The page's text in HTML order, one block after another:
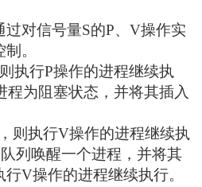
对信号量S的P、V操作实
。
执行P操作的进程继续执
程为阻塞状态，并将其插入
则执行V操作的进程继续执
列唤醒一个进程，并将其
V操作的进程继续执行。